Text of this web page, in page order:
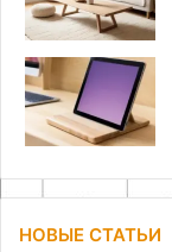
НОВЫЕ СТАТЬИ